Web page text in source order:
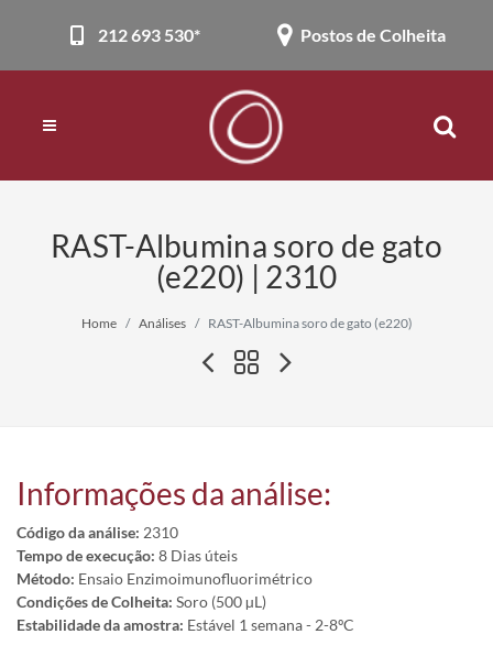
212 693 530* Postos de Colheita
RAST-Albumina soro de gato
(e220) | 2310
Home Análises RAST-Albumina soro de gato (e220)
Informações da análise:
Código da análise: 2310
Tempo de execução: 8 Dias úteis
Método: Ensaio Enzimoimunofluorimétrico
Condições de Colheita: Soro (500 µL)
Estabilidade da amostra: Estável 1 semana - 2-8ºC